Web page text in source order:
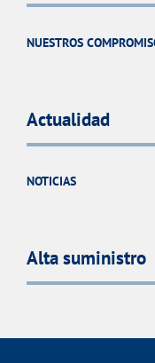
NUESTROS
Actualidad
NOTICIAS
Alta suministro